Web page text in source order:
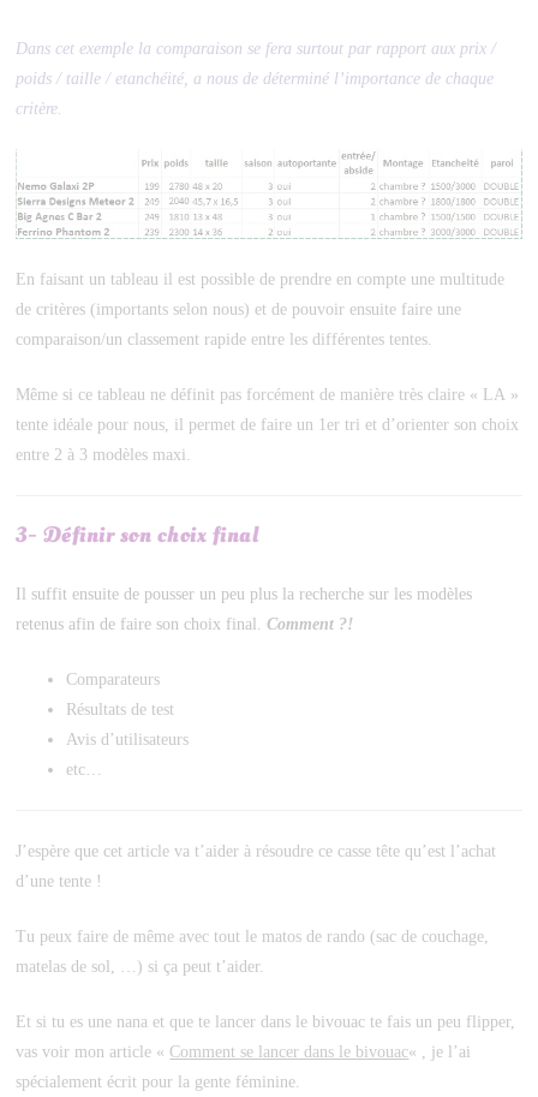
Dans cet exemple la comparaison se fera surtout par rapport aux prix /
poids / taille / etanchéité, a nous de déterminé l’importance de chaque
critère.
En faisant un tableau il est possible de prendre en compte une multitude
de critères (importants selon nous) et de pouvoir ensuite faire une
comparaison/un classement rapide entre les différentes tentes.
Même si ce tableau ne définit pas forcément de manière très claire « LA »
tente idéale pour nous, il permet de faire un 1er tri et d’orienter son choix
entre 2 à 3 modèles maxi.
3- Définir son choix final
Il suffit ensuite de pousser un peu plus la recherche sur les modèles
retenus afin de faire son choix final.Comment ?!
Comparateurs
Résultats de test
Avis d’utilisateurs
etc…
J’espère que cet article va t’aider à résoudre ce casse tête qu’est l’achat
d’une tente !
Tu peux faire de même avec tout le matos de rando (sac de couchage,
matelas de sol, …) si ça peut t’aider.
Et si tu es une nana et que te lancer dans le bivouac te fais un peu flipper,
vas voir mon article « Comment se lancer dans le bivouac« , je l’ai
spécialement écrit pour la gente féminine.